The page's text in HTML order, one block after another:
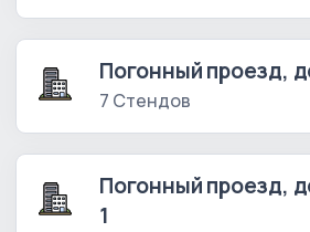
Погонный проезд,
7 Стендов
Погонный проезд,
1